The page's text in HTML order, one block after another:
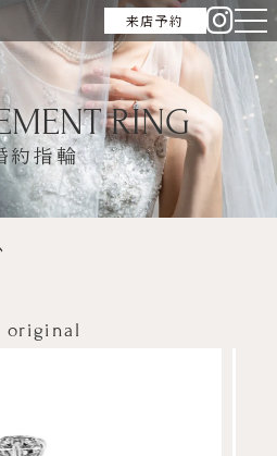
来店予約
RING
約指輪
original